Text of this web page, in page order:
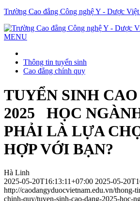
Trường Cao đẳng Công nghệ Y - Dược
MENU
Thông tin tuyển sinh
Cao đẳng chính quy
TUYỂN SINH
2025 HỌC
PHẢI LÀ LỰA
HỢP VỚI BẠN?
Hà Linh
2025-05-20T16:13:11+07:00 2025-05-
http://caodangyduocvietnam.edu.vn/thong-
chinh-quy/tuyen-sinh-cao-dang-2025-hoc-